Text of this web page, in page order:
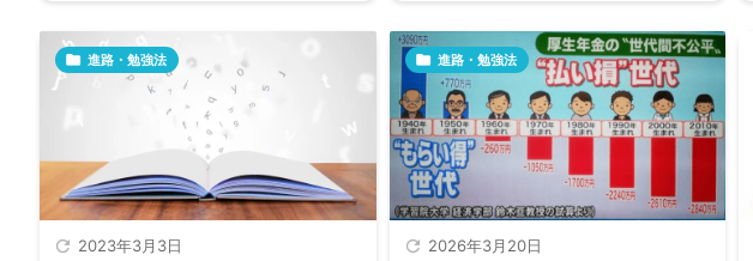
 2023年3月3日
 進路・勉強法
 2026年3月20日
 進路・勉強法